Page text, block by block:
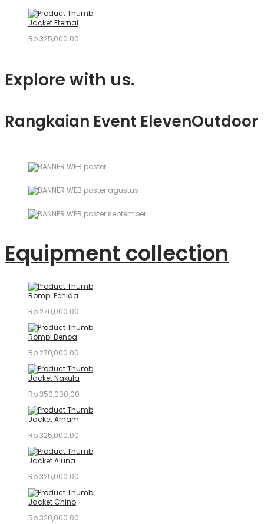
Jacket Eternal
Rp325,000.00
Explore with us.
Rangkaian Event ElevenOutdoor
Equipment collection
Rompi Penida
Rp 270,000.00
Rompi Benoa
Rp 270,000.00
Jacket Nakula
Rp350,000.00
Jacket Arham
Rp325,000.00
Jacket Aluna
Rp325,000.00
Jacket Chino
Rp320,000.00